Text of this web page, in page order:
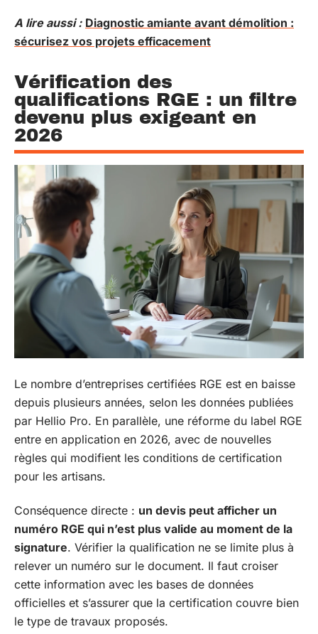
A lire aussi : Diagnostic amiante avant démolition :
sécurisez vos projets efficacement
Vérification des
qualifications RGE : un filtre
devenu plus exigeant en
2026
Le nombre d’entreprises certifiées RGE est en baisse
depuis plusieurs années, selon les données publiées
par Hellio Pro. En parallèle, une réforme du label RGE
entre en application en 2026, avec de nouvelles
règles qui modifient les conditions de certification
pour les artisans.
Conséquence directe : un devis peut afficher un
numéro RGE qui n’est plus valide au moment de la
signature. Vérifier la qualification ne se limite plus à
relever un numéro sur le document. Il faut croiser
cette information avec les bases de données
officielles et s’assurer que la certification couvre bien
le type de travaux proposés.